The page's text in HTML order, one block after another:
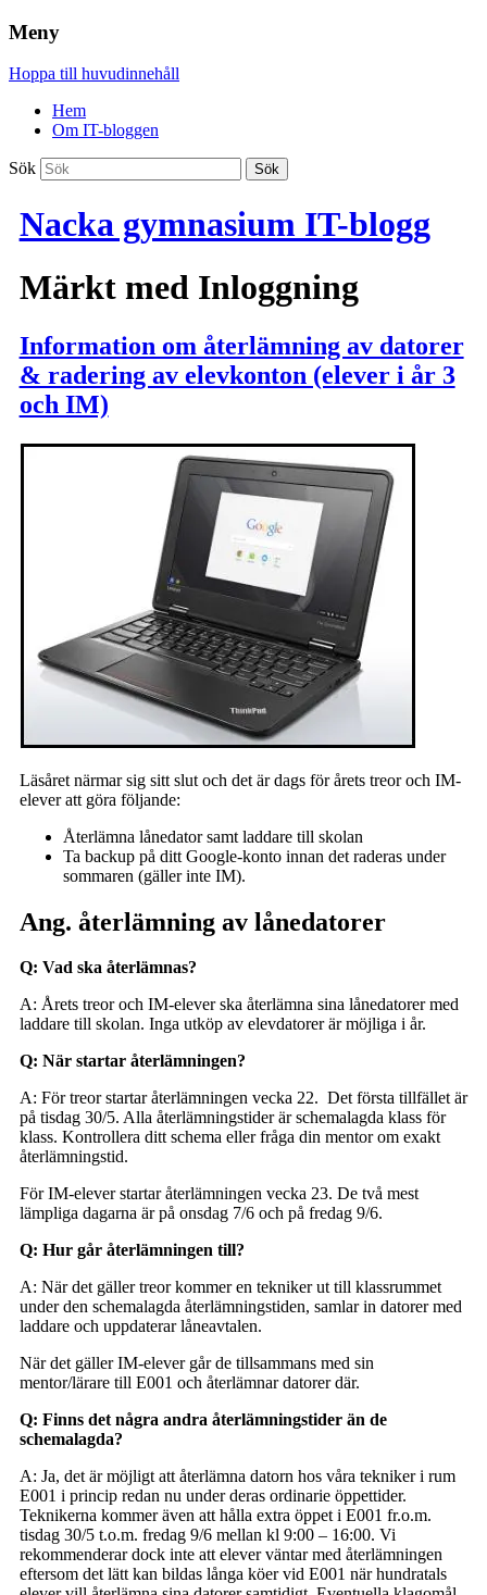
Meny
Hoppa till huvudinnehåll
Hem
Om IT-bloggen
Sök
Nacka gymnasium IT-blogg
Märkt med Inloggning
Information om återlämning av datorer
& radering av elevkonton (elever i år 3
och IM)
Läsåret närmar sig sitt slut och det är dags för årets treor och IM-
elever att göra följande:
Återlämna lånedator samt laddare till skolan
Ta backup på ditt Google-konto innan det raderas under
sommaren (gäller inte IM).
Ang. återlämning av lånedatorer
Q: Vad ska återlämnas?
A: Årets treor och IM-elever ska återlämna sina lånedatorer med
laddare till skolan. Inga utköp av elevdatorer är möjliga i år.
Q: När startar återlämningen?
A: För treor startar återlämningen vecka 22. Det första tillfället är
på tisdag 30/5. Alla återlämningstider är schemalagda klass för
klass. Kontrollera ditt schema eller fråga din mentor om exakt
återlämningstid.
För IM-elever startar återlämningen vecka 23. De två mest
lämpliga dagarna är på onsdag 7/6 och på fredag 9/6.
Q: Hur går återlämningen till?
A: När det gäller treor kommer en tekniker ut till klassrummet
under den schemalagda återlämningstiden, samlar in datorer med
laddare och uppdaterar låneavtalen.
När det gäller IM-elever går de tillsammans med sin
mentor/lärare till E001 och återlämnar datorer där.
Q: Finns det några andra återlämningstider än de
schemalagda?
A: Ja, det är möjligt att återlämna datorn hos våra tekniker i rum
E001 i princip redan nu under deras ordinarie öppettider.
Teknikerna kommer även att hålla extra öppet i E001 fr.o.m.
tisdag 30/5 t.o.m. fredag 9/6 mellan kl 9:00 – 16:00. Vi
rekommenderar dock inte att elever väntar med återlämningen
eftersom det lätt kan bildas långa köer vid E001 när hundratals